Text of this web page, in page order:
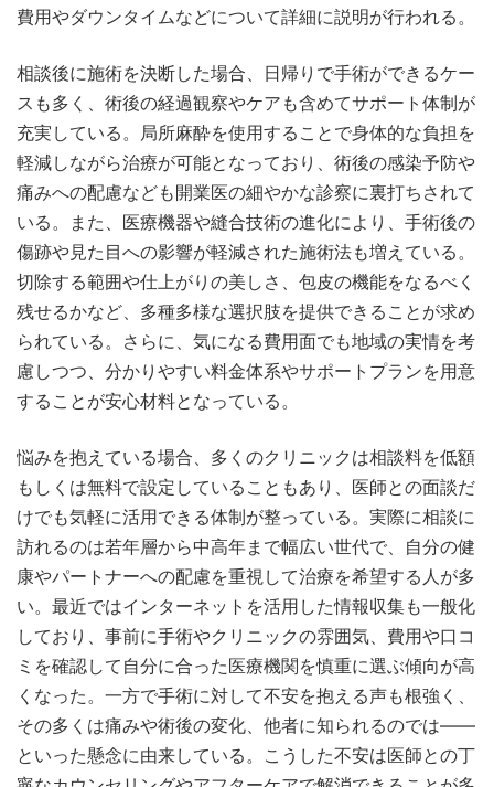
費用やダウンタイムなどについて詳細に説明が行われる。
相談後に施術を決断した場合、日帰りで手術ができるケー
スも多く、術後の経過観察やケアも含めてサポート体制が
充実している。局所麻酔を使用することで身体的な負担を
軽減しながら治療が可能となっており、術後の感染予防や
痛みへの配慮なども開業医の細やかな診察に裏打ちされて
いる。また、医療機器や縫合技術の進化により、手術後の
傷跡や見た目への影響が軽減された施術法も増えている。
切除する範囲や仕上がりの美しさ、包皮の機能をなるべく
残せるかなど、多種多様な選択肢を提供できることが求め
られている。さらに、気になる費用面でも地域の実情を考
慮しつつ、分かりやすい料金体系やサポートプランを用意
することが安心材料となっている。
悩みを抱えている場合、多くのクリニックは相談料を低額
もしくは無料で設定していることもあり、医師との面談だ
けでも気軽に活用できる体制が整っている。実際に相談に
訪れるのは若年層から中高年まで幅広い世代で、自分の健
康やパートナーへの配慮を重視して治療を希望する人が多
い。最近ではインターネットを活用した情報収集も一般化
しており、事前に手術やクリニックの雰囲気、費用や口コ
ミを確認して自分に合った医療機関を慎重に選ぶ傾向が高
くなった。一方で手術に対して不安を抱える声も根強く、
その多くは痛みや術後の変化、他者に知られるのでは――
といった懸念に由来している。こうした不安は医師との丁